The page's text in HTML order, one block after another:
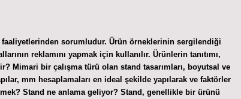
faaliyetlerinden sorumludur. Ürün örneklerinin sergilendiği
reklamını yapmak için kullanılır. Ürünlerin tanıtımı,
Mimari bir çalışma türü olan stand tasarımları, boyutsal ve
mm hesaplamaları en ideal şekilde yapılarak ve faktörler
Stand ne anlama geliyor? Stand, genellikle bir ürünü